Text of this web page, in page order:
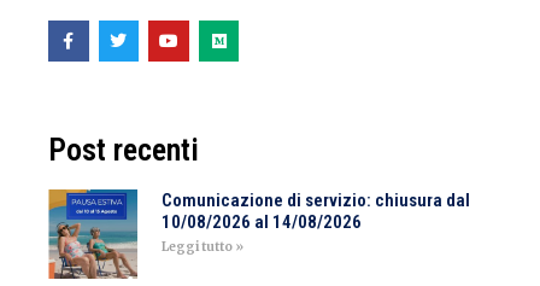
Post recenti
Comunicazione di servizio: chiusura dal
10/08/2026 al 14/08/2026
Leggi tutto »